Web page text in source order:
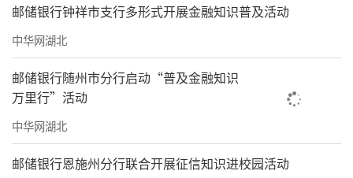
邮储银行钟祥市支行多形式开展金融知识普及活动
中华网湖北
邮储银行随州市分行启动“普及金融知识
万里行”活动
中华网湖北
邮储银行恩施州分行联合开展征信知识进校园活动